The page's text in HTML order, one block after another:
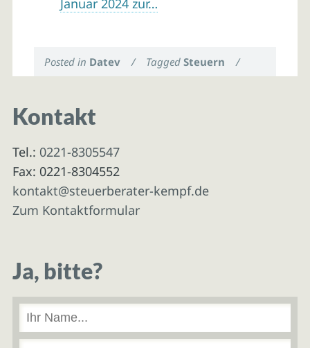
Januar 2024 zur…
Posted in Datev / TaggedSteuern /
Kontakt
Tel.: 0221-8305547
Fax: 0221-8304552
kontakt@steuerberater-kempf.de
Zum Kontaktformular
Ja, bitte?